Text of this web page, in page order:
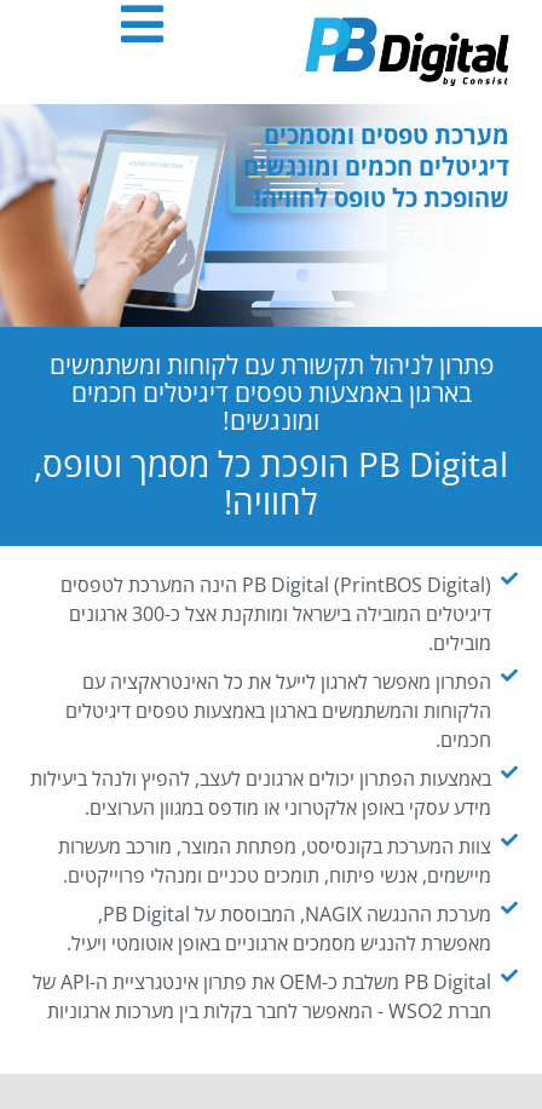
אנטר
מערכת טפסים ומסמכים
דיגיטלים חכמים ומונגשים
שהופכת כל טופס לחוויה!
פתרון לניהול תקשורת עם לקוחות ומשתמשים
בארגון באמצעות טפסים דיגיטלים חכמים
ומונגשים!
PB Digital הופכת כל מסמך וטופס,
לחוויה!
PB Digital (PrintBOS Digital) הינה המערכת לטפסים
דיגיטלים המובילה בישראל ומותקנת אצל כ-300 ארגונים
מובילים.
הפתרון מאפשר לארגון לייעל את כל האינטראקציה עם
הלקוחות והמשתמשים בארגון באמצעות טפסים דיגיטלים
חכמים.
באמצעות הפתרון יכולים ארגונים לעצב, להפיץ ולנהל ביעילות
מידע עסקי באופן אלקטרוני או מודפס במגוון הערוצים.
צוות המערכת בקונסיסט, מפתחת המוצר, מורכב מעשרות
מיישמים, אנשי פיתוח, תומכים טכניים ומנהלי פרוייקטים.
מערכת ההנגשה NAGIX, המבוססת על PB Digital,
מאפשרת להנגיש מסמכים ארגוניים באופן אוטומטי ויעיל.
PB Digital משלבת כ-OEM את פתרון אינטגרציית ה-API של
חברת WSO2 - המאפשר לחבר בקלות בין מערכות ארגוניות